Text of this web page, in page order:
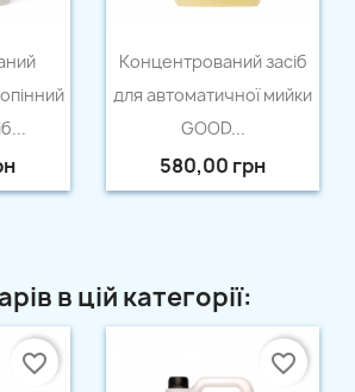
 Швидкий перегляд
Концентрований засіб
для автоматичної мийки
GOOD...
580,00 грн
в цій категорії:
favorite_border favorite_border